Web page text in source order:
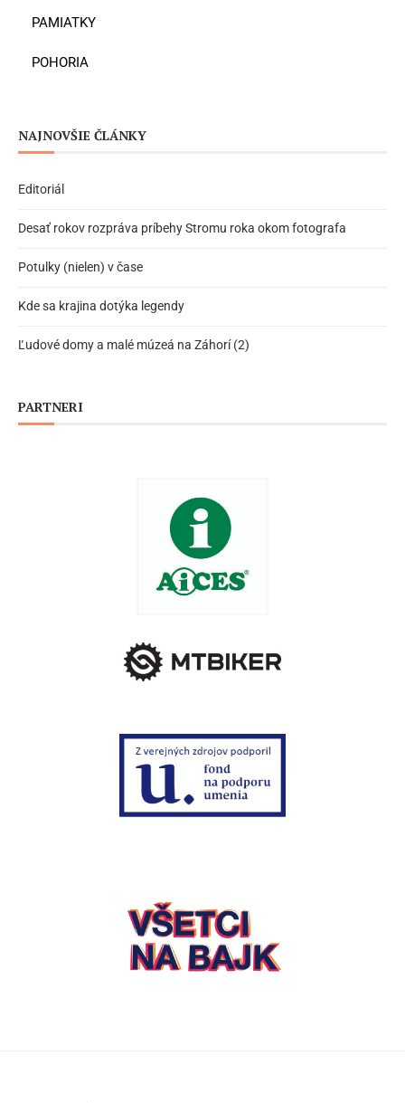
PAMIATKY
POHORIA
NAJNOVŠIE ČLÁNKY
Editoriál
Desať rokov rozpráva príbehy Stromu roka okom fotografa
Potulky (nielen) v čase
Kde sa krajina dotýka legendy
Ľudové domy a malé múzeá na Záhorí (2)
PARTNERI